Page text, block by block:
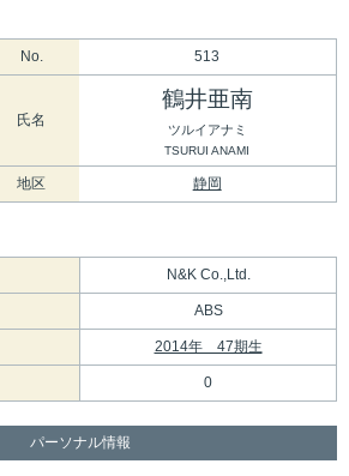
No. 513
氏名
鶴井亜南
ツルイアナミ
TSURUI ANAMI
地区 静岡
N&K Co.,Ltd.
ABS
2014年 47期生
0
パーソナル情報